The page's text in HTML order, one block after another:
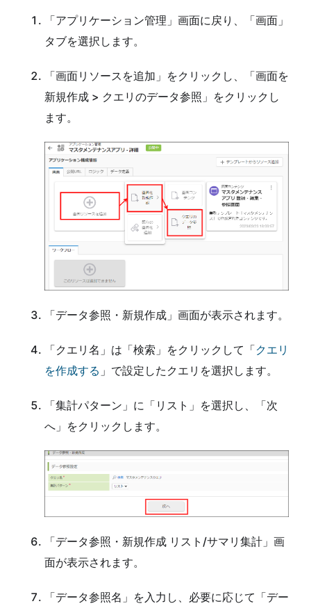
「アプリケーション管理」画面に戻り、「画面」
タブを選択します。
「画面リソースを追加」をクリックし、「画面を
新規作成 > クエリのデータ参照」をクリックし
ます。
「データ参照・新規作成」画面が表示されます。
「クエリ名」は「検索」をクリックして「クエリ
を作成する 」で設定したクエリを選択します。
「集計パターン」に「リスト」を選択し、「次
へ」をクリックします。
「データ参照・新規作成 リスト/サマリ集計」画
面が表示されます。
「データ参照名」を入力し、必要に応じて「デー